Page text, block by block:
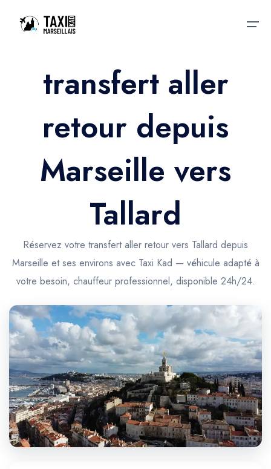
Accueil
Nos services
Nos services
Trajet Gare SNCF
Trajet Port croisière
Trajet Séminaire
Trajet Santé
Trajet Longue Distance
Réservation
Actualités & évènements
Contactez-nous
transfert aller
retour depuis
Marseille vers
Tallard
Réservez votre transfert aller retour vers Tallard depuis
Marseille et ses environs avec Taxi Kad — véhicule adapté à
votre besoin, chauffeur professionnel, disponible 24h/24.